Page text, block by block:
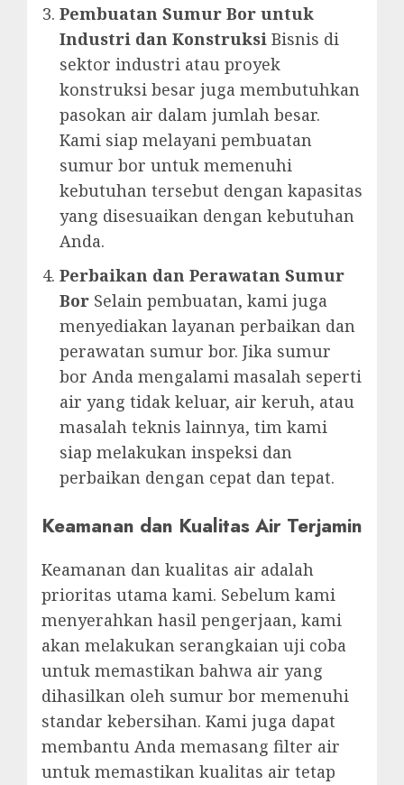
Pembuatan Sumur Bor untuk
Industri dan Konstruksi Bisnis di
sektor industri atau proyek
konstruksi besar juga membutuhkan
pasokan air dalam jumlah besar.
Kami siap melayani pembuatan
sumur bor untuk memenuhi
kebutuhan tersebut dengan kapasitas
yang disesuaikan dengan kebutuhan
Anda.
Perbaikan dan Perawatan Sumur
Bor Selain pembuatan, kami juga
menyediakan layanan perbaikan dan
perawatan sumur bor. Jika sumur
bor Anda mengalami masalah seperti
air yang tidak keluar, air keruh, atau
masalah teknis lainnya, tim kami
siap melakukan inspeksi dan
perbaikan dengan cepat dan tepat.
Keamanan dan Kualitas Air Terjamin
Keamanan dan kualitas air adalah
prioritas utama kami. Sebelum kami
menyerahkan hasil pengerjaan, kami
akan melakukan serangkaian uji coba
untuk memastikan bahwa air yang
dihasilkan oleh sumur bor memenuhi
standar kebersihan. Kami juga dapat
membantu Anda memasang filter air
untuk memastikan kualitas air tetap